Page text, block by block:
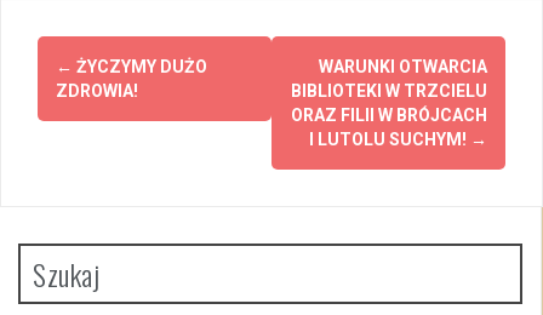
Zobacz
wpisy
← ŻYCZYMY DUŻO
ZDROWIA!
WARUNKI OTWARCIA
BIBLIOTEKI W TRZCIELU
ORAZ FILII W BRÓJCACH
I LUTOLU SUCHYM! →
Szukaj